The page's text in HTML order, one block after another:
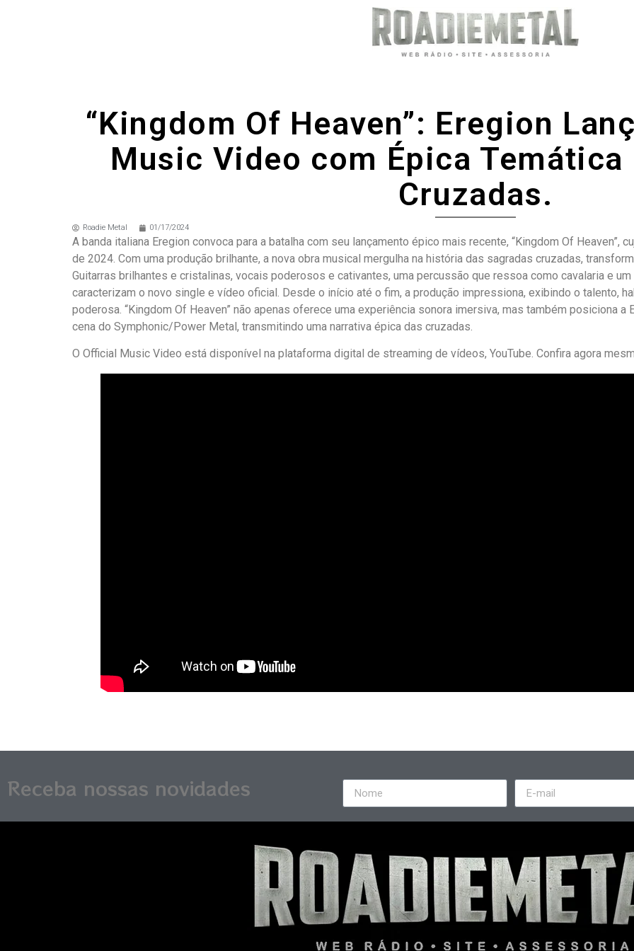
“Kingdom Of Heaven”: Eregion
Music Video com Épica Temática
Cruzadas.
Roadie Metal 01/17/2024
A banda italiana Eregion convoca para a batalha com seu lançamento épico mais recente, “Kingdom Of
de 2024. Com uma produção brilhante, a nova obra musical mergulha na história das sagradas cruzadas,
Guitarras brilhantes e cristalinas, vocais poderosos e cativantes, uma percussão que ressoa como cavalaria e
caracterizam o novo single e vídeo oficial. Desde o início até o fim, a produção impressiona, exibindo o talento,
poderosa. “Kingdom Of Heaven” não apenas oferece uma experiência sonora imersiva, mas também posiciona a
cena do Symphonic/Power Metal, transmitindo uma narrativa épica das cruzadas.
O Official Music Video está disponível na plataforma digital de streaming de vídeos, YouTube. Confira agora
Receba nossas novidades